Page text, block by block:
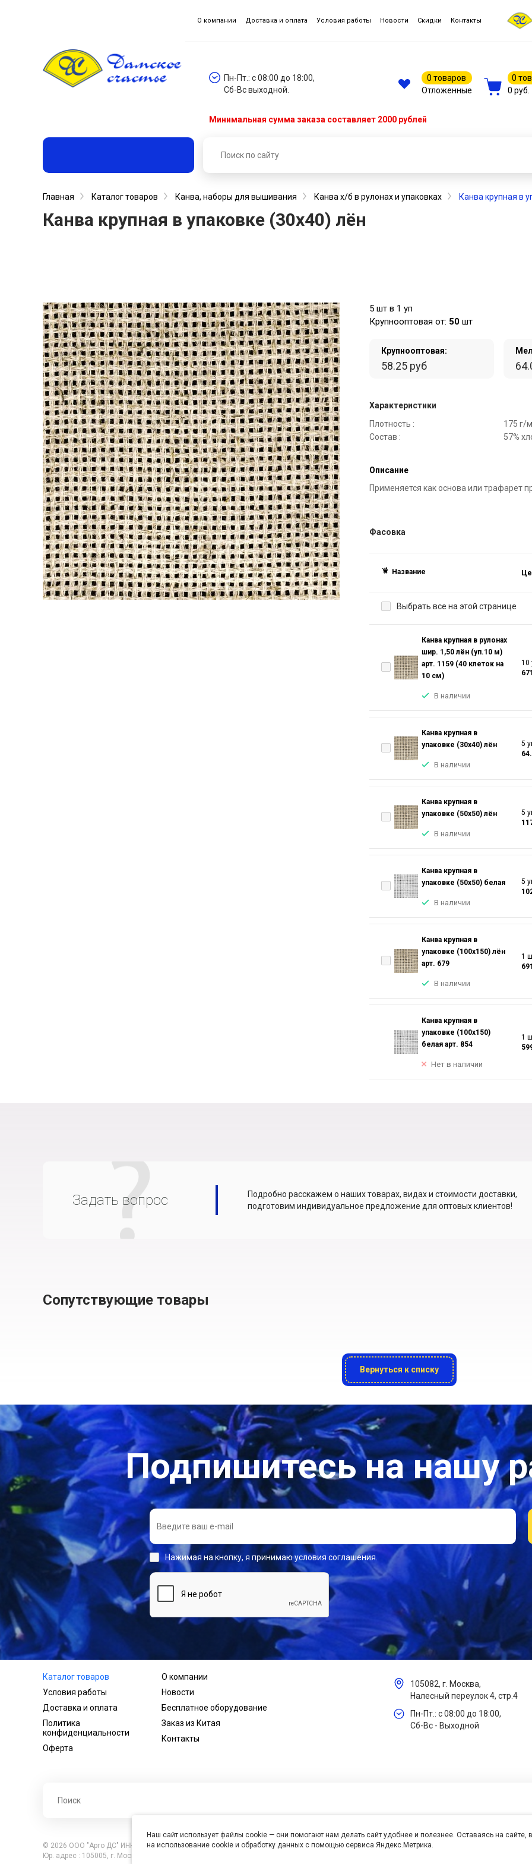
О компании Доставка и оплата Условия работы Новости Скидки Контакты
Пн-Пт.: с 08:00 до 18:00,
Сб-Вс выходной.
0 товаров
Отложенные
0
0 руб.
Минимальная сумма заказа составляет 2000 рублей
Главная Каталог товаров Канва, наборы для вышивания Канва х/б в рулонах и упаковках Канва крупная в
Канва крупная в упаковке (30х40) лён
5 шт в 1 уп
Крупнооптовая от: 50 шт
Крупнооптовая:
58.25 руб
Характеристики
Плотность :
175 г/
Состав :
57%
Описание
Применяется как основа или трафарет
Фасовка
Название
Выбрать все на этой странице
Канва крупная в рулонах
шир. 1,50 лён (уп.10 м)
арт. 1159 (40 клеток на
10 см)
В наличии
10
Канва крупная в
упаковке (30х40) лён
В наличии
5
Канва крупная в
упаковке (50х50) лён
В наличии
5
Канва крупная в
упаковке (50х50) белая
В наличии
5
Канва крупная в
упаковке (100х150) лён
арт. 679
В наличии
1
Канва крупная в
упаковке (100х150)
белая арт. 854
Нет в наличии
1
Задать вопрос
Подробно расскажем о наших товарах, видах и стоимости доставки,
подготовим индивидуальное предложение для оптовых клиентов!
Сопутствующие товары
Вернуться к списку
Подпишитесь на нашу
Нажимая на кнопку, я принимаю условия соглашения.
Каталог товаров
Условия работы
Доставка и оплата
Политика
конфиденциальности
Оферта
О компании
Новости
Бесплатное оборудование
Заказ из Китая
Контакты
105082, г. Москва,
Налесный переулок 4, стр.4
Пн-Пт.: с 08:00 до 18:00,
Сб-Вс - Выходной
© 2026 ООО "Арго ДС" ИНН 7701121430 ОГРН 1027739360417, Все права защищены
Юр. адрес : 105005, г. Москва, ул. Бауманская, д.20, стр. 3
Наш сайт использует файлы cookie — они помогают нам делать сайт удобнее и полезнее. Оставаясь на сайте,
на использование cookie и обработку данных с помощью сервиса Яндекс.Метрика.